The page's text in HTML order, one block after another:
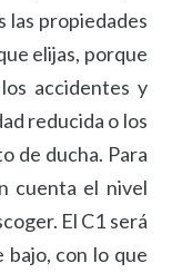
las propiedades
elijas, porque
accidentes y
reducida o los
de ducha. Para
cuenta el nivel
El C1 será
bajo, con lo que